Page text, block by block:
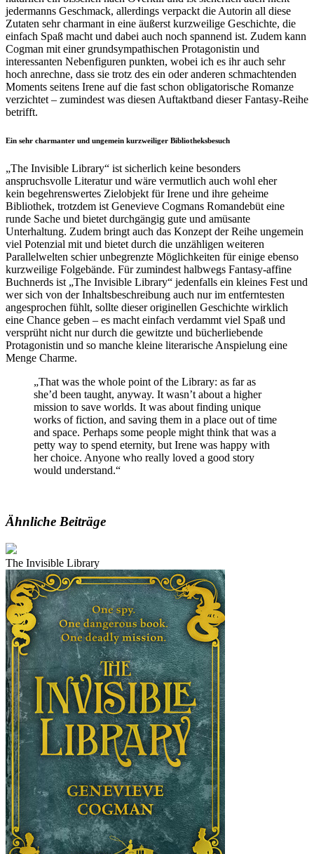
jedermanns Geschmack, allerdings verpackt die Autorin all diese
Zutaten sehr charmant in eine äußerst kurzweilige Geschichte, die
einfach Spaß macht und dabei auch noch spannend ist. Zudem kann
Cogman mit einer grundsympathischen Protagonistin und
interessanten Nebenfiguren punkten, wobei ich es ihr auch sehr
hoch anrechne, dass sie trotz des ein oder anderen schmachtenden
Moments seitens Irene auf die fast schon obligatorische Romanze
verzichtet – zumindest was diesen Auftaktband dieser Fantasy-Reihe
betrifft.
Ein sehr charmanter und ungemein kurzweiliger Bibliotheksbesuch
„The Invisible Library“ ist sicherlich keine besonders
anspruchsvolle Literatur und wäre vermutlich auch wohl eher
kein begehrenswertes Zielobjekt für Irene und ihre geheime
Bibliothek, trotzdem ist Genevieve Cogmans Romandebüt eine
runde Sache und bietet durchgängig gute und amüsante
Unterhaltung. Zudem bringt auch das Konzept der Reihe ungemein
viel Potenzial mit und bietet durch die unzähligen weiteren
Parallelwelten schier unbegrenzte Möglichkeiten für einige ebenso
kurzweilige Folgebände. Für zumindest halbwegs Fantasy-affine
Buchnerds ist „The Invisible Library“ jedenfalls ein kleines Fest und
wer sich von der Inhaltsbeschreibung auch nur im entferntesten
angesprochen fühlt, sollte dieser originellen Geschichte wirklich
eine Chance geben – es macht einfach verdammt viel Spaß und
versprüht nicht nur durch die gewitzte und bücherliebende
Protagonistin und so manche kleine literarische Anspielung eine
Menge Charme.
„That was the whole point of the Library: as far as
she’d been taught, anyway. It wasn’t about a higher
mission to save worlds. It was about finding unique
works of fiction, and saving them in a place out of time
and space. Perhaps some people might think that was a
petty way to spend eternity, but Irene was happy with
her choice. Anyone who really loved a good story
would understand.“
Ähnliche Beiträge
The Invisible Library